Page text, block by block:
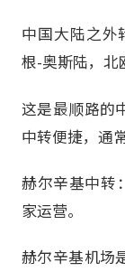
中国大陆之外
根-奥斯陆，北
这是最顺路的
中转便捷，通
赫尔辛基中转
家运营。
赫尔辛基机场